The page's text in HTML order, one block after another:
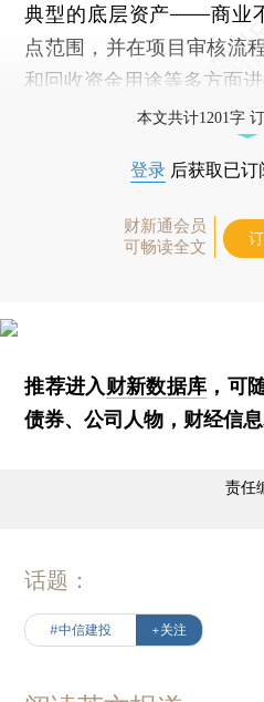
典型的底层资产——商业
点范围，并在项目审核流
和回收资金用途等多方面进
本文共计1201字
登录 后获取已
财新通会员
可畅读全文
推荐进入财新数据库 ，可
债券、公司人物，财经信息
责任
话题：
#中信建投 +关注